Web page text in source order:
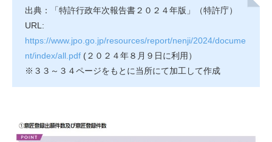
出典：「特許行政年次報告書２０２４年版」（特許庁）
URL:
https://www.jpo.go.jp/resources/report/nenji/2024/docume
nt/index/all.pdf (２０２４年８月９日に利用）
※３３～３４ページをもとに当所にて加工して作成